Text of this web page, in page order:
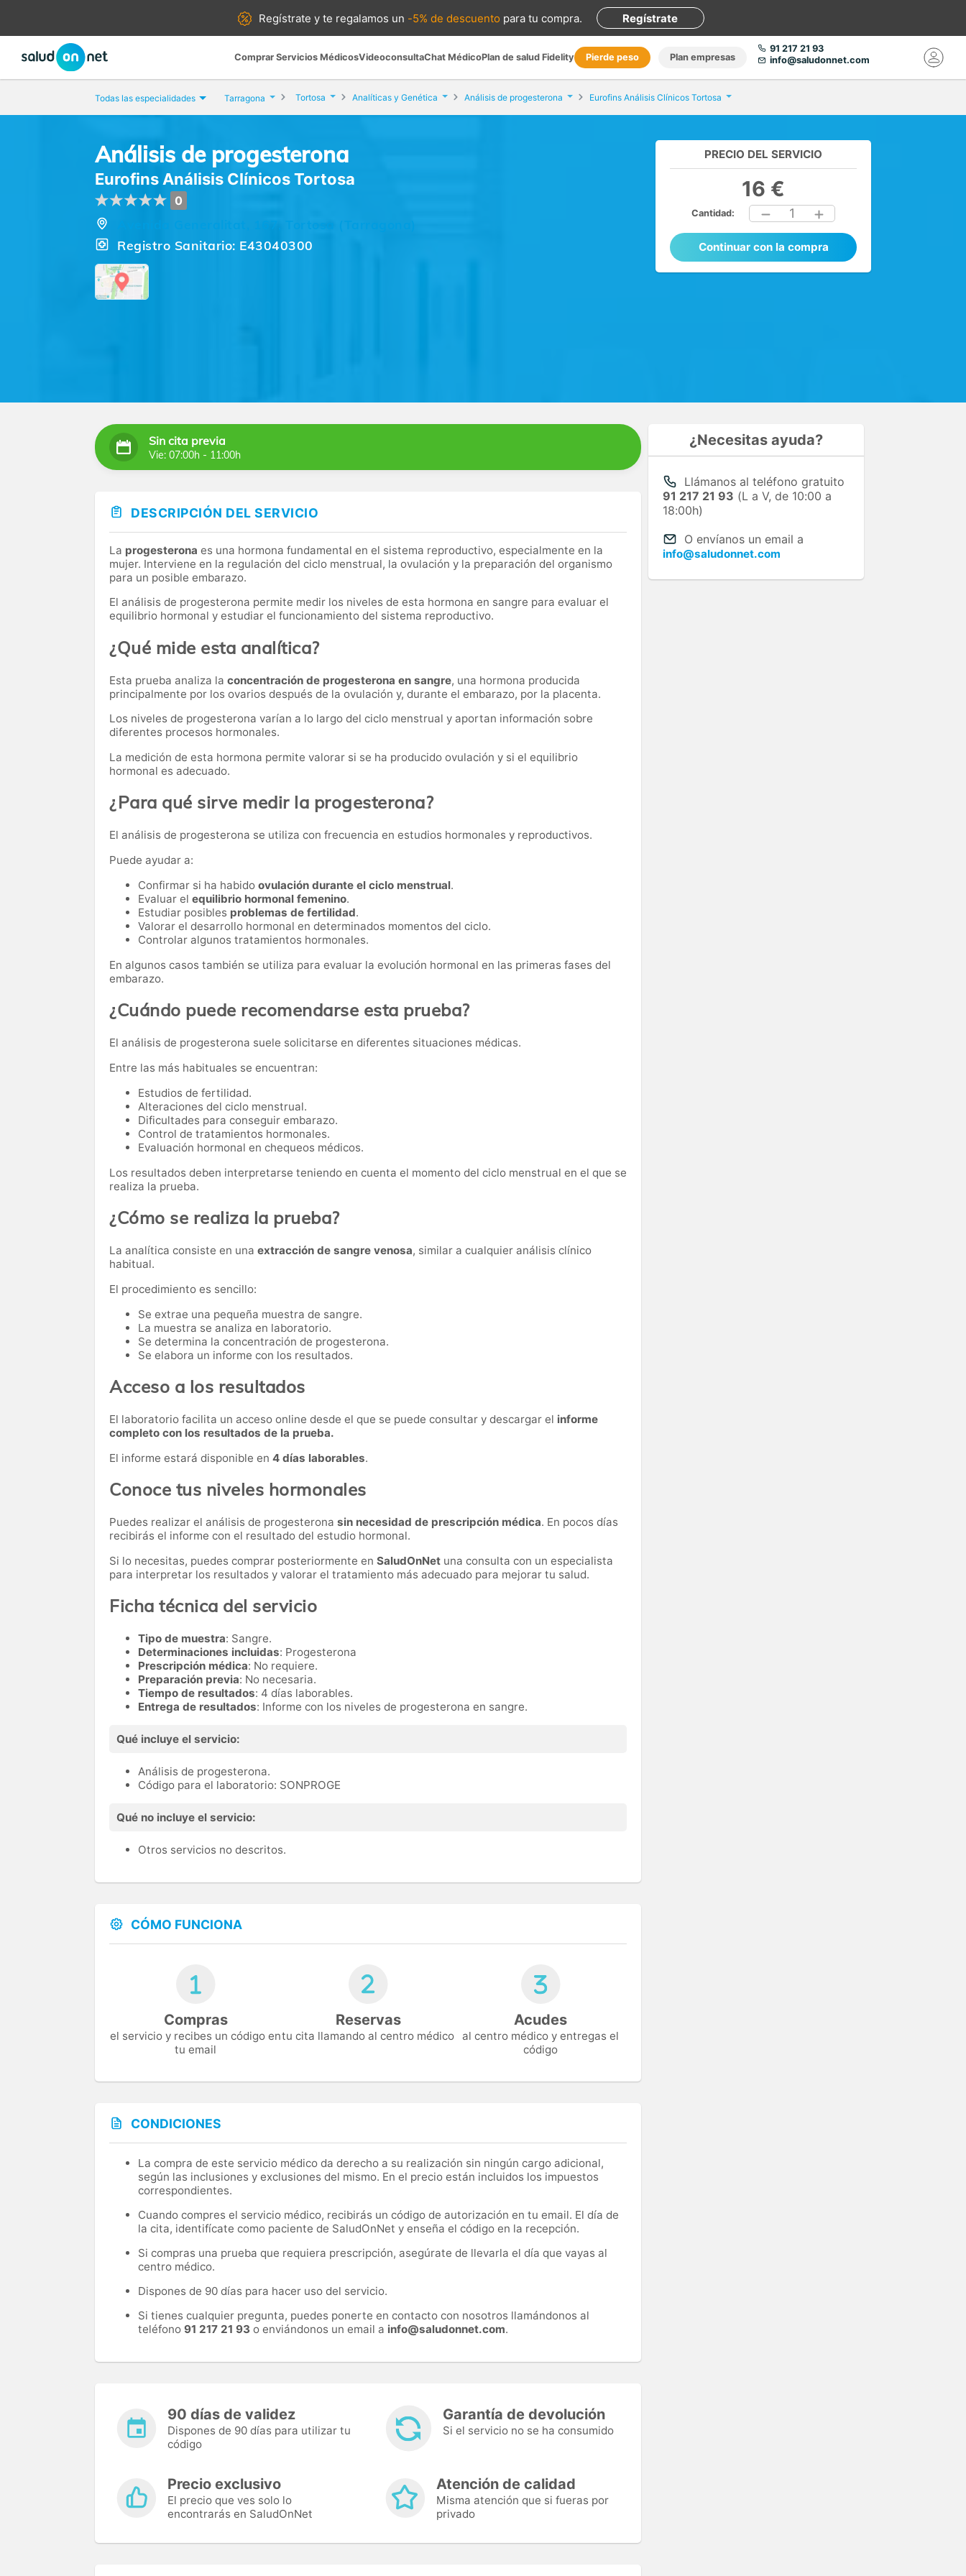
Regístrate yte regalamos un -5% de descuento para tu compra. Regístrate
Comprar Servicios MédicosVideoconsultaChat MédicoPlan de salud Fidelity Pierde peso Plan empresas
91 217 21 93
info@saludonnet.com
Todas las especialidades Tarragona Tortosa Analíticas y Genética Análisis de progesterona Eurofins Análisis Clínicos Tortosa
Análisis de progesterona
Eurofins Análisis Clínicos Tortosa
0
Registro Sanitario: E43040300
PRECIO DEL SERVICIO
16 €
Cantidad: 1
Continuar con la compra
Sin cita previa
Vie: 07:00h - 11:00h
DESCRIPCIÓN DEL SERVICIO
La progesterona es una hormona fundamental en el sistema reproductivo, especialmente en la
mujer. Interviene en la regulación del ciclo menstrual, la ovulación y la preparación del organismo
para un posible embarazo.
El análisis de progesterona permite medir los niveles de esta hormona en sangre para evaluar el
equilibrio hormonal y estudiar el funcionamiento del sistema reproductivo.
¿Qué mide esta analítica?
Esta prueba analiza la concentración de progesterona en sangre, una hormona producida
principalmente por los ovarios después de la ovulación y, durante el embarazo, por la placenta.
Los niveles de progesterona varían a lo largo del ciclo menstrual y aportan información sobre
diferentes procesos hormonales.
La medición de esta hormona permite valorar si se ha producido ovulación y si el equilibrio
hormonal es adecuado.
¿Para qué sirve medir la progesterona?
El análisis de progesterona se utiliza con frecuencia en estudios hormonales y reproductivos.
Puede ayudar a:
Confirmar si ha habido ovulación durante el ciclo menstrual.
Evaluar el equilibrio hormonal femenino.
Estudiar posibles problemas de fertilidad.
Valorar el desarrollo hormonal en determinados momentos del ciclo.
Controlar algunos tratamientos hormonales.
En algunos casos también se utiliza para evaluar la evolución hormonal en las primeras fases del
embarazo.
¿Cuándo puede recomendarse esta prueba?
El análisis de progesterona suele solicitarse en diferentes situaciones médicas.
Entre las más habituales se encuentran:
Estudios de fertilidad.
Alteraciones del ciclo menstrual.
Dificultades para conseguir embarazo.
Control de tratamientos hormonales.
Evaluación hormonal en chequeos médicos.
Los resultados deben interpretarse teniendo en cuenta el momento del ciclo menstrual en el que se
realiza la prueba.
¿Cómo se realiza la prueba?
La analítica consiste en una extracción de sangre venosa, similar a cualquier análisis clínico
habitual.
El procedimiento es sencillo:
Se extrae una pequeña muestra de sangre.
La muestra se analiza en laboratorio.
Se determina la concentración de progesterona.
Se elabora un informe con los resultados.
Acceso a los resultados
El laboratorio facilita un acceso online desde el que se puede consultar y descargar el informe
completo con los resultados de la prueba.
El informe estará disponible en 4 días laborables.
Conoce tus niveles hormonales
Puedes realizar el análisis de progesterona sin necesidad de prescripción médica. En pocos días
recibirás el informe con el resultado del estudio hormonal.
Si lo necesitas, puedes comprar posteriormente en SaludOnNet una consulta con un especialista
para interpretar los resultados y valorar el tratamiento más adecuado para mejorar tu salud.
Ficha técnica del servicio
Tipo de muestra: Sangre.
Determinaciones incluidas: Progesterona
Prescripción médica: No requiere.
Preparación previa: No necesaria.
Tiempo de resultados: 4 días laborables.
Entrega de resultados: Informe con los niveles de progesterona en sangre.
Qué incluye el servicio:
Análisis de progesterona.
Código para el laboratorio: SONPROGE
Qué no incluye el servicio:
Otros servicios no descritos.
CÓMO FUNCIONA
Compras
el servicio y recibes un código en
tu email
Reservas
tu cita llamando al centro médico
Acudes
al centro médico y entregas el
código
CONDICIONES
La compra de este servicio médico da derecho a su realización sin ningún cargo adicional,
según las inclusiones y exclusiones del mismo. En el precio están incluidos los impuestos
correspondientes.
Cuando compres el servicio médico, recibirás un código de autorización en tu email. El día de
la cita, identifícate como paciente de SaludOnNet y enseña el código en la recepción.
Si compras una prueba que requiera prescripción, asegúrate de llevarla el día que vayas al
centro médico.
Dispones de 90 días para hacer uso del servicio.
Si tienes cualquier pregunta, puedes ponerte en contacto con nosotros llamándonos al
teléfono 91 217 21 93 o enviándonos un email a info@saludonnet.com.
90 días de validez
Dispones de 90 días para utilizar tu
código
Garantía de devolución
Si el servicio no se ha consumido
Precio exclusivo
El precio que ves solo lo
encontrarás en SaludOnNet
Atención de calidad
Misma atención que si fueras por
privado
¿Necesitas ayuda?
Llámanos al teléfono gratuito
91 217 21 93 (L a V, de 10:00 a
18:00h)
O envíanos un email a
info@saludonnet.com